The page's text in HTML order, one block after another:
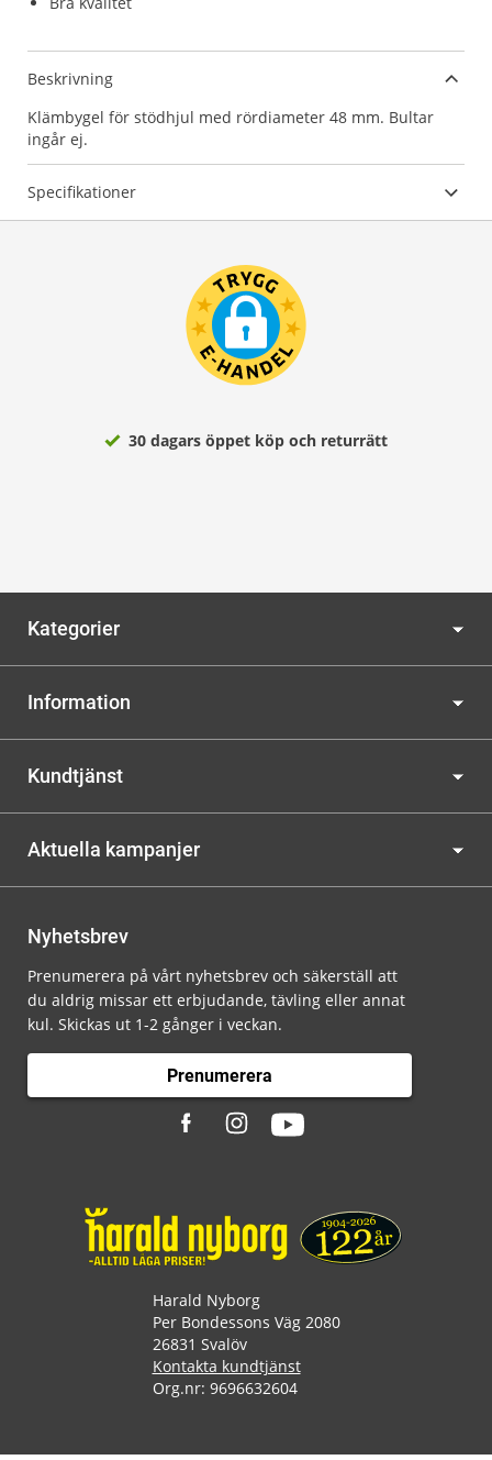
Beskrivning
Klämbygel för stödhjul med rördiameter 48 mm. Bultar
ingår ej.
Specifikationer
30 dagars öppet köp och returrätt
Kategorier
Information
Kundtjänst
Aktuella kampanjer
Nyhetsbrev
Prenumerera på vårt nyhetsbrev och säkerställ att
du aldrig missar ett erbjudande, tävling eller annat
kul. Skickas ut 1-2 gånger i veckan.
Prenumerera
Harald Nyborg
Per Bondessons Väg 2080
26831 Svalöv
Kontakta kundtjänst
Org.nr: 9696632604